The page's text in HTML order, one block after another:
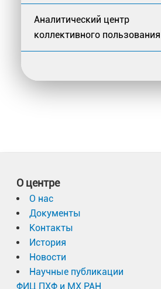
Аналитический центр
коллективного пользования
О центре
О нас
Документы
Контакты
История
Новости
Научные публикации
ФИЦ ПХФ и МХ РАН